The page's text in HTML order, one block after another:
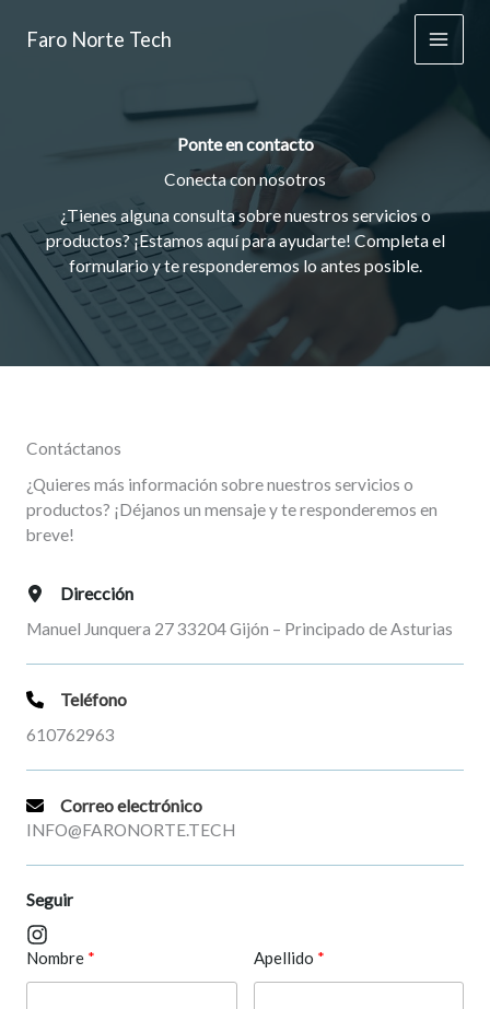
Faro Norte Tech
Main
Ponte en contacto
Conecta con nosotros
¿Tienes alguna consulta sobre nuestros servicios o
productos? ¡Estamos aquí para ayudarte! Completa el
formulario y te responderemos lo antes posible.
Contáctanos
¿Quieres más información sobre nuestros servicios o
productos? ¡Déjanos un mensaje y te responderemos en
breve!
Dirección
Manuel Junquera 27 33204 Gijón – Principado de Asturias
Teléfono
610762963
Correo electrónico
INFO@FARONORTE.TECH
Seguir
Nombre Apellido